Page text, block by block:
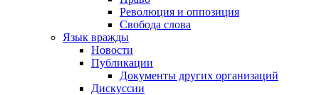
Революция и оппозиция
Свобода слова
Язык вражды
Новости
Публикации
Документы других организаций
Дискуссии